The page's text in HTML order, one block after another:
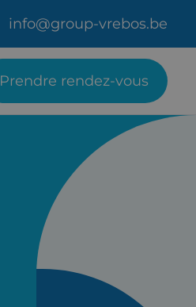
info@group-vrebos.be
Prendre rendez-vous